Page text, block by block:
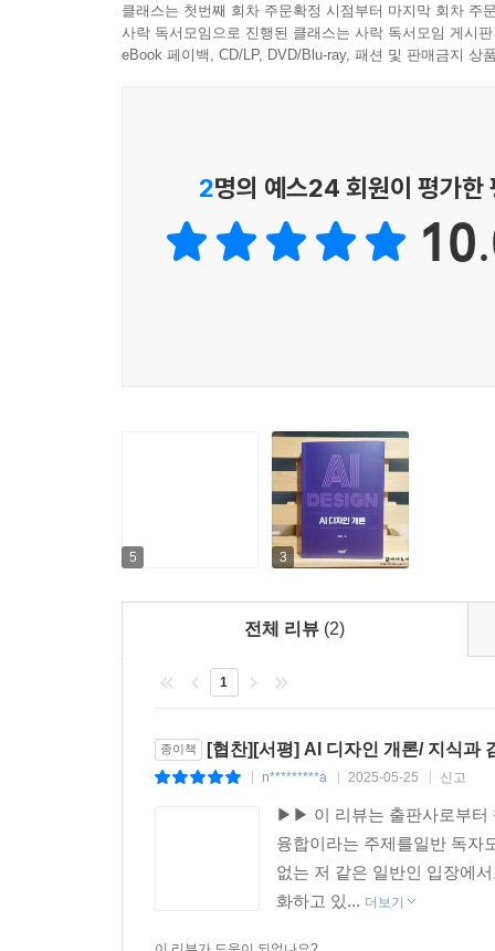
· AI 디자인 프로세스의 차별점
1.4. AI 디자인 프로세스의 단계
· 프로토타입 검증
· AI 디자인 프롬프트 작성 기법
· AI 디자인 프롬프트 라이브러리 제작
· 프롬프트 피드백의 활용
2.3. 프롬프트 최적화 및 평가 방법
· 최적화 기법 및 테스트 방법론
· 시각 및 그래픽 디자인 개요
3.2. 제품 및 산업 디자인
· 제품 및 산업 디자인의 이해
· AI 기반 디자인 방법론과 기술
클래스는 첫번째 회차 주문확정 시점부터 마지막 회차 주
사락 독서모임으로 진행된 클래스는 사락 독서모임 게시
eBook 페이백, CD/LP, DVD/Blu-ray, 패션 및 판매금지 상
2명의 예스24 회원이 평가한
5 3
전체 리뷰 (2)
1
종이책 [협찬][서평] AI 디자인 개론/ 지식과
n*********a 2025-05-25 신고
▶▶ 이 리뷰는 출판사로부터
융합이라는 주제를일반 독자
없는 저 같은 일반인 입장에
화하고 있... 더보기